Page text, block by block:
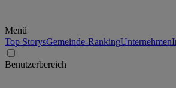
Menü
Top StorysGemeinde-RankingUnternehmen
Benutzerbereich